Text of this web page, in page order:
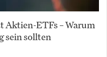
Aktien-ETFs – Warum
sein sollten